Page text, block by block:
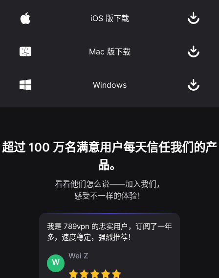
iOS 版下载
Mac 版下载
Windows
超过 100 万名满意用户每天信任我们的产
品。
看看他们怎么说——加入我们，
感受不一样的体验！
我是 789vpn 的忠实用户，订阅了一年
多，速度稳定，强烈推荐！
W
Wei Z